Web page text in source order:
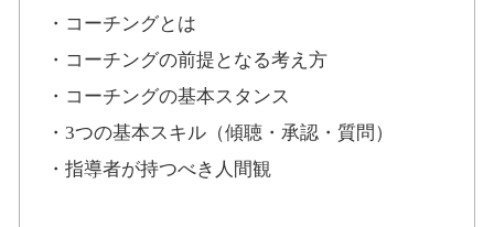
・コーチングとは
・コーチングの前提となる考え方
・コーチングの基本スタンス
・3つの基本スキル（傾聴・承認・質問）
・指導者が持つべき人間観